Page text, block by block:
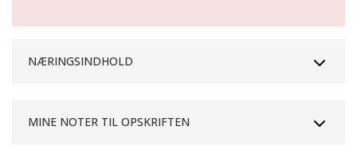
NÆRINGSINDHOLD
MINE NOTER TIL OPSKRIFTEN